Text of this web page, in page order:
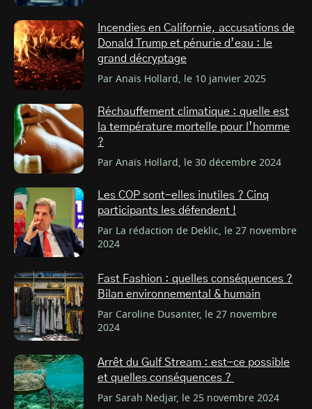
Incendies en Californie, accusations de
Donald Trump et pénurie d’eau : le
grand décryptage
Par Anaïs Hollard, le 10 janvier 2025
Réchauffement climatique : quelle est
la température mortelle pour l’homme
?
Par Anaïs Hollard, le 30 décembre 2024
Les COP sont-elles inutiles ? Cinq
participants les défendent !
Par La rédaction de Deklic, le 27 novembre
2024
Fast Fashion : quelles conséquences ?
Bilan environnemental & humain
Par Caroline Dusanter, le 27 novembre
2024
Arrêt du Gulf Stream : est-ce possible
et quelles conséquences ?
Par Sarah Nedjar, le 25 novembre 2024